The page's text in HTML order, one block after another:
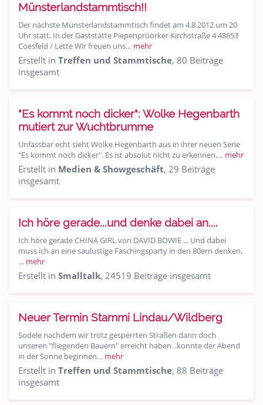
Münsterlandstammtisch!!
Der nächste Münsterlandstammtisch findet am 4.8.2012 um 20
Uhr statt. In der Gaststätte Piepenprüörker Kirchstraße 4 48653
Coesfeld / Lette Wir freuen uns… mehr
Erstellt in Treffen und Stammtische, 80 Beiträge
insgesamt
"Es kommt noch dicker": Wolke Hegenbarth
mutiert zur Wuchtbrumme
Unfassbar echt sieht Wolke Hegenbarth aus in ihrer neuen Serie
"Es kommt noch dicker". Es ist absolut nicht zu erkennen,… mehr
Erstellt in Medien & Showgeschäft, 29 Beiträge
insgesamt
Ich höre gerade...und denke dabei an....
Ich höre gerade CHINA GIRL von DAVID BOWIE ... Und dabei
muss ich an eine saulustige Faschingsparty in den 80ern denken,
… mehr
Erstellt in Smalltalk, 24519 Beiträge insgesamt
Neuer Termin Stammi Lindau/Wildberg
Sodele nachdem wir trotz gesperrten Straßen dann doch
unseren "fliegenden Bauern" erreicht haben ..konnte der Abend
in der Sonne beginnen… mehr
Erstellt in Treffen und Stammtische, 88 Beiträge
insgesamt